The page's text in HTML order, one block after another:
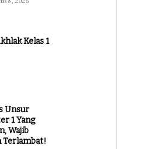
Kelas 1
Unsur
1 Yang
Wajib
Terlambat!